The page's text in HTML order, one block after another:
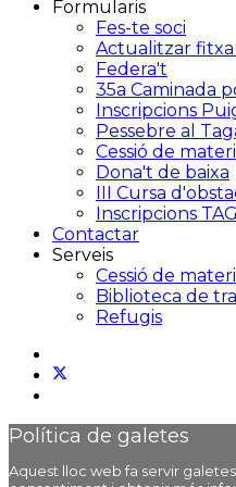
Formularis
Fes-te soci
Actualitzar fitxa
Federa't
35a Caminada
Inscripcions
Pessebre al
Cessió de
Dona't de baixa
III Cursa
Inscripcions
Contactar
Serveis
Cessió de
Biblioteca de
Refugis
Política de galetes
Aquest lloc web fa servir